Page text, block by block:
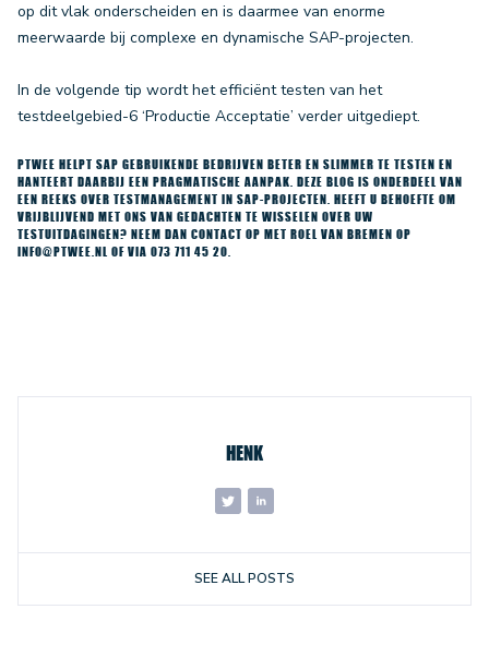
HENK
SEE ALL POSTS
op dit vlak onderscheiden en is daarmee van enorme
meerwaarde bij complexe en dynamische SAP-projecten.
In de volgende tip wordt het efficiënt testen van het
testdeelgebied-6 ‘Productie Acceptatie’ verder uitgediept.
PTWEE HELPT SAP GEBRUIKENDE BEDRIJVEN BETER EN SLIMMER TE TESTEN EN
HANTEERT DAARBIJ EEN PRAGMATISCHE AANPAK. DEZE BLOG IS ONDERDEEL VAN
EEN REEKS OVER TESTMANAGEMENT IN SAP-PROJECTEN. HEEFT U BEHOEFTE OM
VRIJBLIJVEND MET ONS VAN GEDACHTEN TE WISSELEN OVER UW
TESTUITDAGINGEN? NEEM DAN CONTACT OP MET ROEL VAN BREMEN OP
INFO@PTWEE.NL OF VIA 073 711 45 20.